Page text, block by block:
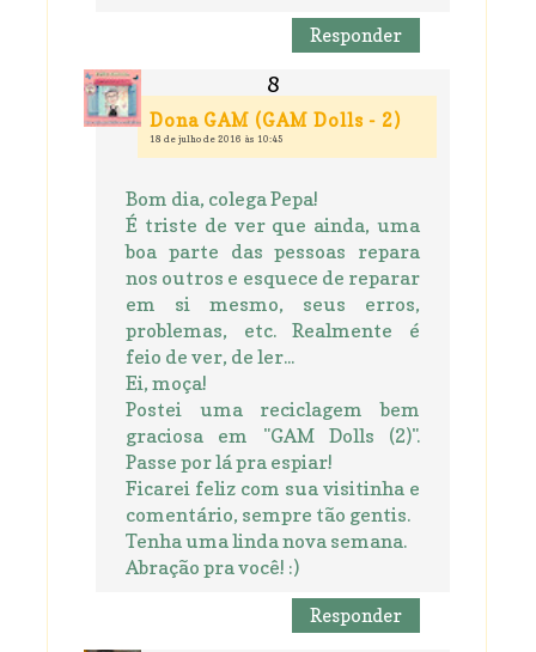
Responder
Dona GAM (GAM Dolls - 2)
18 de julho de 2016 às 10:45
Bom dia, colega Pepa!
É triste de ver que ainda, uma
boa parte das pessoas repara
nos outros e esquece de reparar
em si mesmo, seus erros,
problemas, etc. Realmente é
feio de ver, de ler...
Ei, moça!
Postei uma reciclagem bem
graciosa em "GAM Dolls (2)".
Passe por lá pra espiar!
Ficarei feliz com sua visitinha e
comentário, sempre tão gentis.
Tenha uma linda nova semana.
Abração pra você! :)
Responder